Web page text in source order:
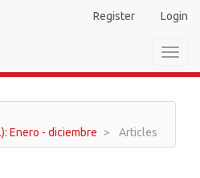
Register Login
Enero - diciembre
Articles